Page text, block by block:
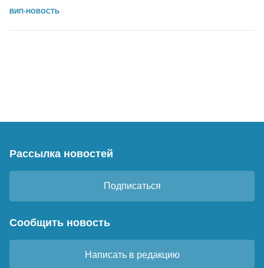
ВИП-НОВОСТЬ
Рассылка новостей
Подписаться
Сообщить новость
Написать в редакцию